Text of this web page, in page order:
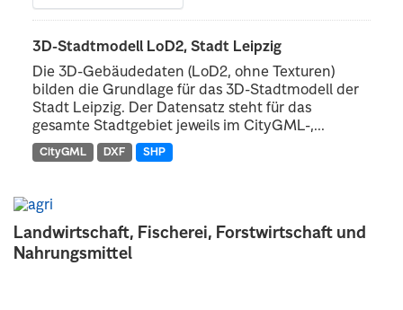
Landwirtschaft, Fischerei, Forstwirtschaft und
Nahrungsmittel
3D-Stadtmodell LoD2, Stadt Leipzig
Die 3D-Gebäudedaten (LoD2, ohne Texturen)
bilden die Grundlage für das 3D-Stadtmodell der
Stadt Leipzig. Der Datensatz steht für das
gesamte Stadtgebiet jeweils im CityGML-,...
CityGML DXF SHP